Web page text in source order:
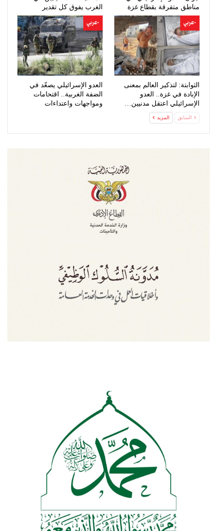
مناطق متفرقة بقطاع غزة
الغرب يفوق كل تقدير
-عربي
الثوابتة: لتذكير العالم بمعنى
الإبادة في غزة.. العدو
الإسرائيلي اعتقل مدنيين…
-عربي
العدو الإسرائيلي يصعّد في
الضفة الغربية.. اقتحامات
ومواجهات واعتداءات
السابق المزيد